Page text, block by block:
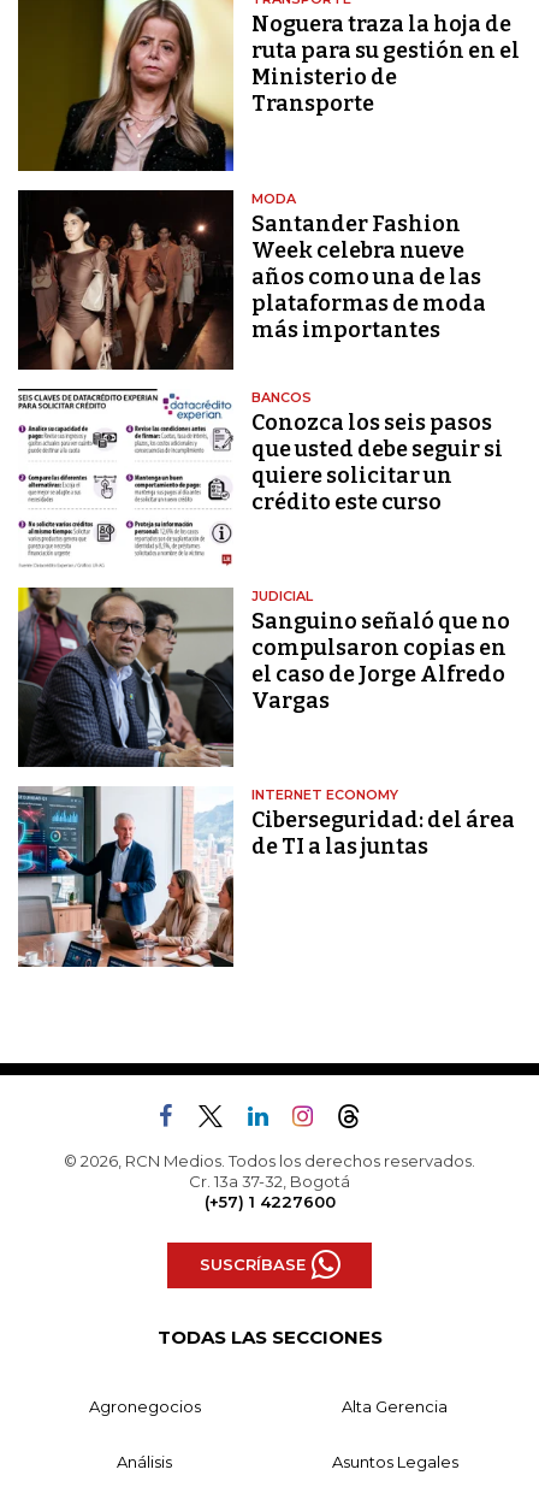
Noguera traza la hoja de
ruta para su gestión en el
Ministerio de
Transporte
MODA
Santander Fashion
Week celebra nueve
años como una de las
plataformas de moda
más importantes
BANCOS
Conozca los seis pasos
que usted debe seguir si
quiere solicitar un
crédito este curso
JUDICIAL
Sanguino señaló que no
compulsaron copias en
el caso de Jorge Alfredo
Vargas
INTERNET ECONOMY
Ciberseguridad: del área
de TI a las juntas
© 2026, RCN Medios. Todos los derechos reservados.
Cr. 13a 37-32, Bogotá
(+57) 1 4227600
SUSCRÍBASE
TODAS LAS SECCIONES
Agronegocios Alta Gerencia
Análisis Asuntos Legales